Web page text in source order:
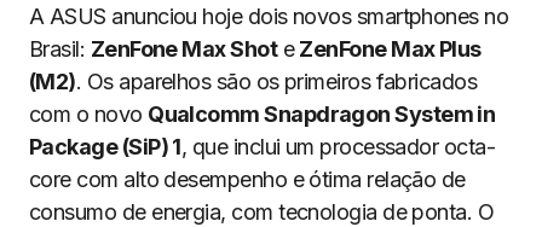
A ASUS anunciou hoje dois novos smartphones no
Brasil: ZenFone Max ShoteZenFone Max Plus
(M2). Os aparelhos são os primeiros fabricados
com o novo Qualcomm Snapdragon System in
Package (SiP) 1, que inclui um processador octa-
core com alto desempenho e ótima relação de
consumo de energia, com tecnologia de ponta. O